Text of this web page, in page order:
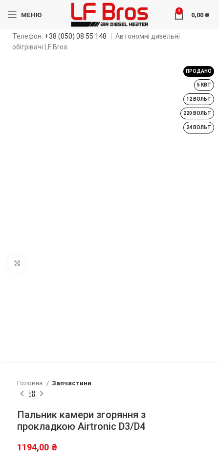
МЕНЮ
0
0,00 ₴
Телефон: +38 (050) 08 55 148
Автономні дизельні
обігрівачі LF Bros
ПРОДАНО
5 КВТ
12 ВОЛЬТ
220 ВОЛЬТ
24 ВОЛЬТ
Головна Запчастини
Пальник камери згоряння з
прокладкою Airtronic D3/D4
1194,00 ₴